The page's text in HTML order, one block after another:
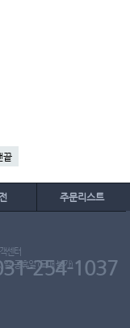
끝
주문리스트
, 공휴일 (도매 불가)
센터
254-1037